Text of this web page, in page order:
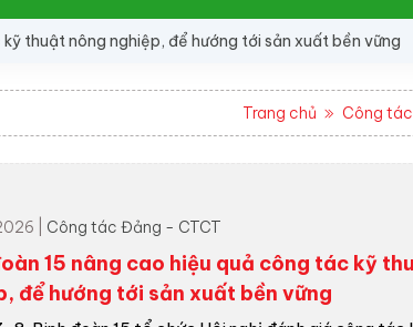
nông nghiệp, để hướng tới sản xuất bền vững
Trang chủ Công
| Công tác Đảng - CTCT
15 nâng cao hiệu quả công tác kỹ
để hướng tới sản xuất bền vững